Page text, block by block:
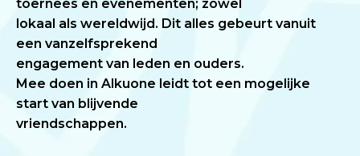
toernees en evenementen; zowel
lokaal als wereldwijd. Dit alles gebeurt vanuit
een vanzelfsprekend
engagement van leden en ouders.
Mee doen in Alkuone leidt tot een mogelijke
start van blijvende
vriendschappen.